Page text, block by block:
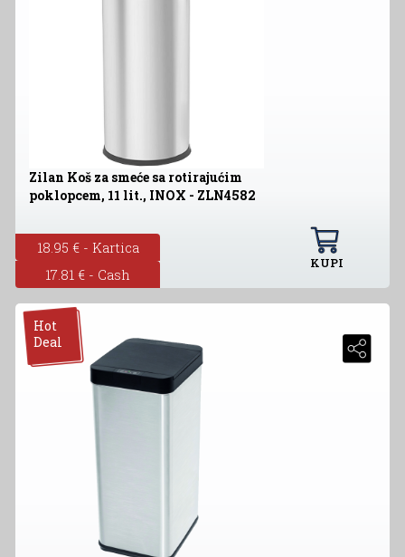
Zilan Koš za smeće sa rotirajućim
poklopcem, 11 lit., INOX - ZLN4582
18.95 € - Kartica
17.81 € - Cash
KUPI
Hot
Deal